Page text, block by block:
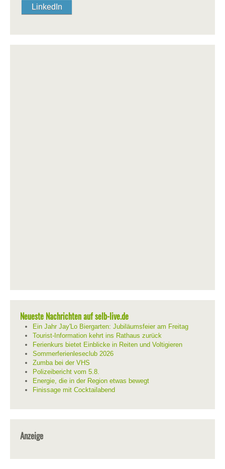
LinkedIn
Neueste Nachrichten auf selb-live.de
Ein Jahr Jay'Lo Biergarten: Jubiläumsfeier am Freitag
Tourist-Information kehrt ins Rathaus zurück
Ferienkurs bietet Einblicke in Reiten und Voltigieren
Sommerferienleseclub 2026
Zumba bei der VHS
Polizeibericht vom 5.8.
Energie, die in der Region etwas bewegt
Finissage mit Cocktailabend
Anzeige